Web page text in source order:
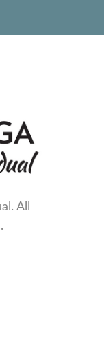
All